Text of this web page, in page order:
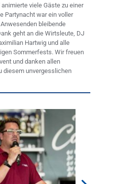
viele Gäste zu einer
Partynacht war ein voller
bleibende
geht an die Wirtsleute, DJ
Hartwig und alle
Sommerfests. Wir freuen
und danken allen
diesem unvergesslichen